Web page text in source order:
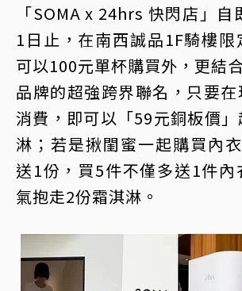
「SOMA x 24hrs 快閃店」
1日止，在南西誠品1F騎樓限
可以100元單杯購買外，更結
品牌的超強跨界聯名，只要
消費，即可以「59元銅板價
淋；若是揪閨蜜一起購買內
送1份，買5件不僅多送1件內
氣抱走2份霜淇淋。